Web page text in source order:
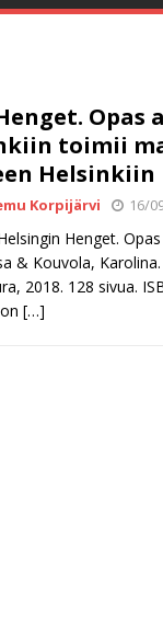
Opas
toimii
Helsinkiin
Korpijärvi 16/
Henget.
& Kouvola,
2018. 128 sivua.
[…]